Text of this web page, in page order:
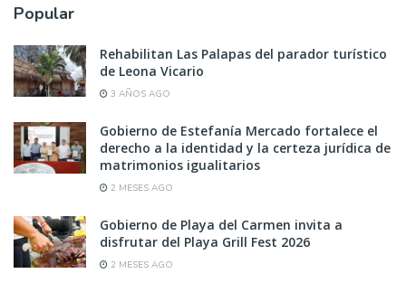
Popular
Rehabilitan Las Palapas del parador turístico
de Leona Vicario
3 AÑOS AGO
Gobierno de Estefanía Mercado fortalece el
derecho a la identidad y la certeza jurídica de
matrimonios igualitarios
2 MESES AGO
Gobierno de Playa del Carmen invita a
disfrutar del Playa Grill Fest 2026
2 MESES AGO